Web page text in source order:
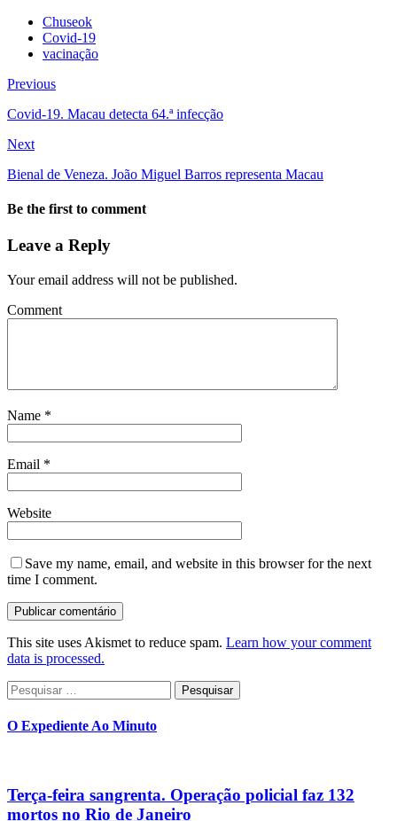
Chuseok
Covid-19
vacinação
Previous
Covid-19. Macau detecta 64.ª infecção
Next
Bienal de Veneza. João Miguel Barros representa Macau
Be the first to comment
Leave a Reply
Your email address will not be published.
Comment
Name *
Email *
Website
Save my name, email, and website in this browser for the next
time I comment.
This site uses Akismet to reduce spam. Learn how your comment
data is processed.
Pesquisar
por:
O Expediente Ao Minuto
Terça-feira sangrenta. Operação policial faz 132
mortos no Rio de Janeiro